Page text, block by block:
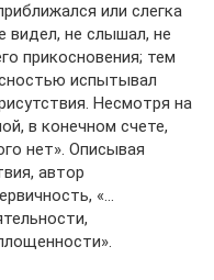
или слегка
видел, не слышал, не
прикосновения; тем
испытывал
Несмотря на
в конечном счете,
нет». Описывая
автор
«…